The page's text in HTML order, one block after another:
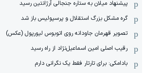
پیشنهاد میلان به ستاره جنجالی آرژانتین رسید
گره مشکل بزرگ استقلال و پرسپولیس باز شد
تصویر قهرمان جاودانه روی اتوبوس لیورپول (عکس)
رقیب اصلی امین اسماعیل‌نژاد از راه رسید
بادامکی: برای تارتار فقط یک نگرانی دارم